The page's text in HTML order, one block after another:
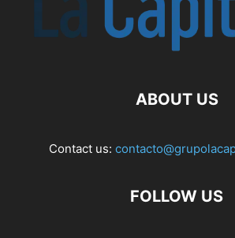
ABOUT US
Contact us:
FOLLOW US